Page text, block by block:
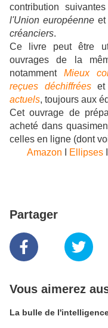
contribution
l'Union européenne et
créanciers.
Ce livre peut être
ouvrages de la
notamment
Mieux
reçues déchiffréeset
actuels, toujours aux
Cet ouvrage de
acheté dans
celles en ligne (dont
Amazon
Ellipses
Partager
Vous aimerez
La bulle de